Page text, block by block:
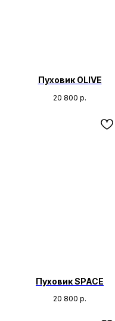
Пуховик OLIVE
20 800 р.
Пуховик SPACE
20 800 р.